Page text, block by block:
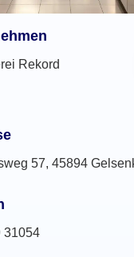
Rekord
57, 45894
31054